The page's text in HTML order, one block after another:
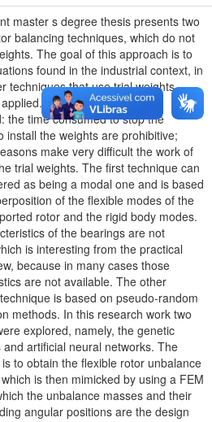
master s degree thesis presents two
balancing techniques, which do not
The goal of this approach is to
found in the industrial context, in
techniques that use trial weights
A few reasons can be
the time consumed to stop the
install the weights are prohibitive;
make very difficult the work of
trial weights. The first technique can
as being a modal one and is based
of the flexible modes of the
rotor and the rigid body modes.
of the bearings are not
is interesting from the practical
because in many cases those
are not available. The other
is based on pseudo-random
methods. In this research work two
explored, namely, the genetic
and artificial neural networks. The
to obtain the flexible rotor unbalance
is then mimicked by using a FEM
the unbalance masses and their
angular positions are the design